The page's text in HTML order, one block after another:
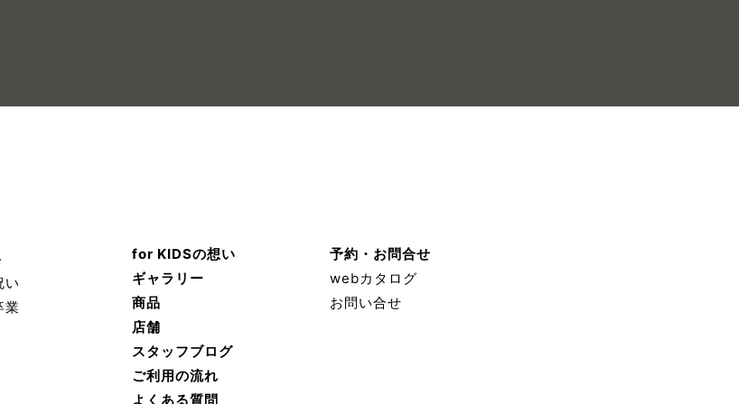
い
業
for KIDSの想い
ギャラリー
商品
店舗
スタッフブログ
ご利用の流れ
よくある質問
予約・お問合せ
webカタログ
お問い合せ